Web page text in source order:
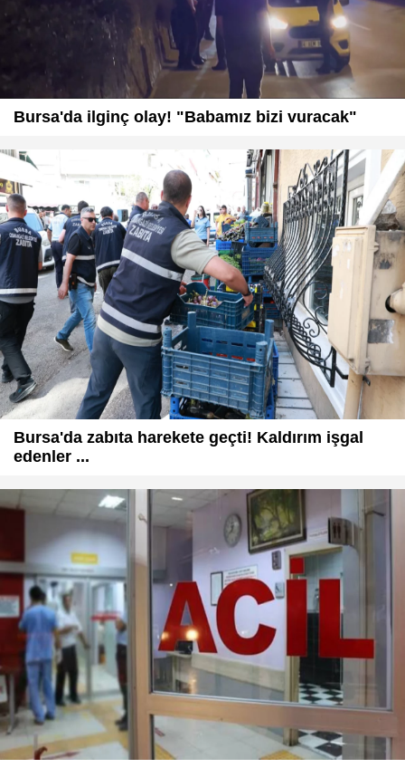
Bursa'da ilginç olay! "Babamız bizi vuracak"
Bursa'da zabıta harekete geçti! Kaldırım işgal
edenler ...